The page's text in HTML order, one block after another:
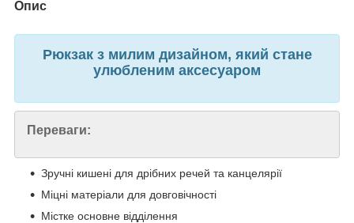
Опис
Рюкзак з милим дизайном, який стане
улюбленим аксесуаром
Переваги:
Зручні кишені для дрібних речей та канцелярії
Міцні матеріали для довговічності
Містке основне відділення